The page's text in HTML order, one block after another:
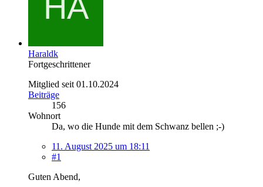
Haraldk
Fortgeschrittener
Mitglied seit 01.10.2024
Beiträge
156
Wohnort
Da, wo die Hunde mit dem Schwanz bellen ;-)
11. August 2025 um 18:11
#1
Guten Abend,